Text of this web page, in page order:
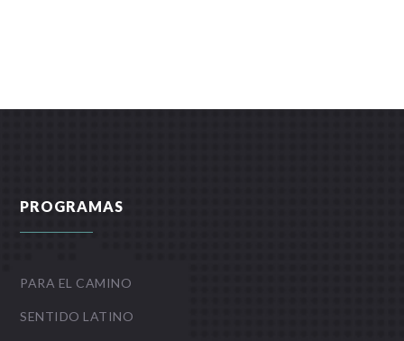
PROGRAMAS
PARA EL CAMINO
SENTIDO LATINO